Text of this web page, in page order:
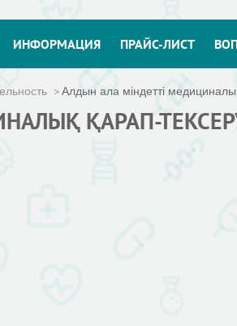
ИНФОРМАЦИЯ ПРАЙС-ЛИСТ
Алдын ала міндетті
ҚАРАП-